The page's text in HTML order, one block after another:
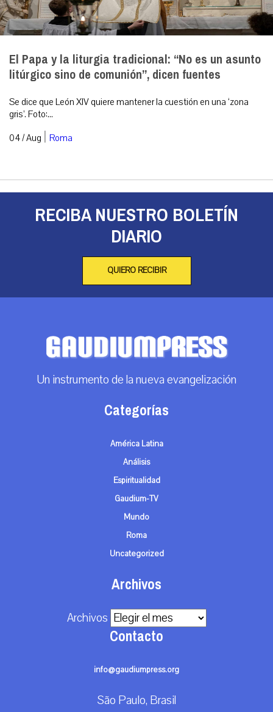
El Papa y la liturgia tradicional: “No es un asunto
litúrgico sino de comunión”, dicen fuentes
Se dice que León XIV quiere mantener la cuestión en una ‘zona
gris’. Foto:...
04 / Aug | Roma
RECIBA NUESTRO BOLETÍN
DIARIO
QUIERO RECIBIR
Un instrumento de la nueva evangelización
Categorías
América Latina
Análisis
Espiritualidad
Gaudium-TV
Mundo
Roma
Uncategorized
Archivos
Archivos
Contacto
info@gaudiumpress.org
São Paulo, Brasil